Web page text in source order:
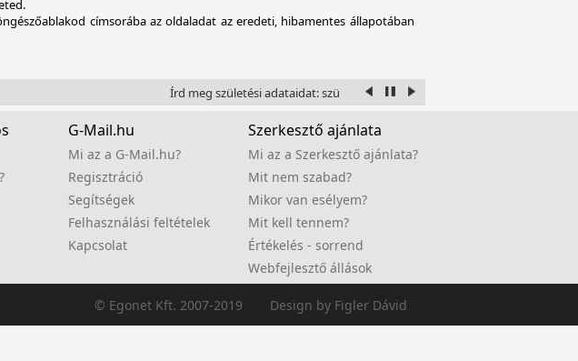
címsorába az oldaladat az eredeti, hibamentes állapotában
Írd meg születési adataidat: szül. éve, hónapja, napja, óra és perce, a hely
G-Mail.hu
Mi az a G-Mail.hu?
Regisztráció
Segítségek
Felhasználási feltételek
Kapcsolat
Szerkesztő ajánlata
Mi az a Szerkesztő ajánlata?
Mit nem szabad?
Mikor van esélyem?
Mit kell tennem?
Értékelés - sorrend
Webfejlesztő állások
Design by Figler Dávid
© Egonet Kft. 2007-2019